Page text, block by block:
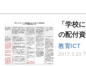
「学校
の配付
教育ICT
2017.3.23